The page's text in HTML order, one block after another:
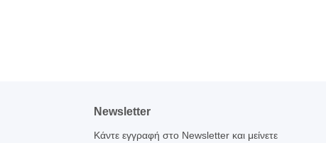
Newsletter
Κάντε εγγραφή στο Newsletter και μείνετε